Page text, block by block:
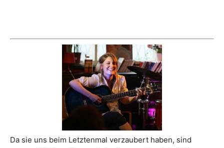
Da sie uns beim Letztenmal verzaubert haben, sind